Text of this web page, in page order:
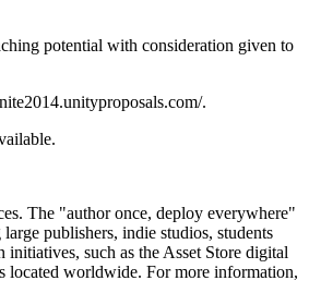
potential with consideration given to
.
The "author once, deploy everywhere"
publishers, indie studios, students
such as the Asset Store digital
located worldwide. For more information,